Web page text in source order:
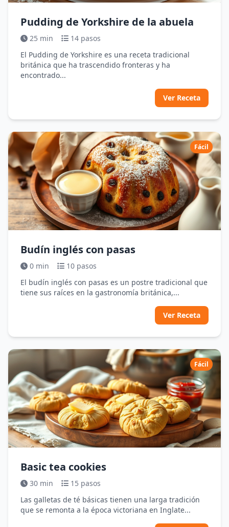
Pudding de Yorkshire de la abuela
25 min
14 pasos
El Pudding de Yorkshire es una receta tradicional
británica que ha trascendido fronteras y ha
encontrado...
Ver Receta
Fácil
Budín inglés con pasas
0 min
10 pasos
El budín inglés con pasas es un postre tradicional que
tiene sus raíces en la gastronomía británica,...
Ver Receta
Fácil
Basic tea cookies
30 min
15 pasos
Las galletas de té básicas tienen una larga tradición
que se remonta a la época victoriana en Inglate...